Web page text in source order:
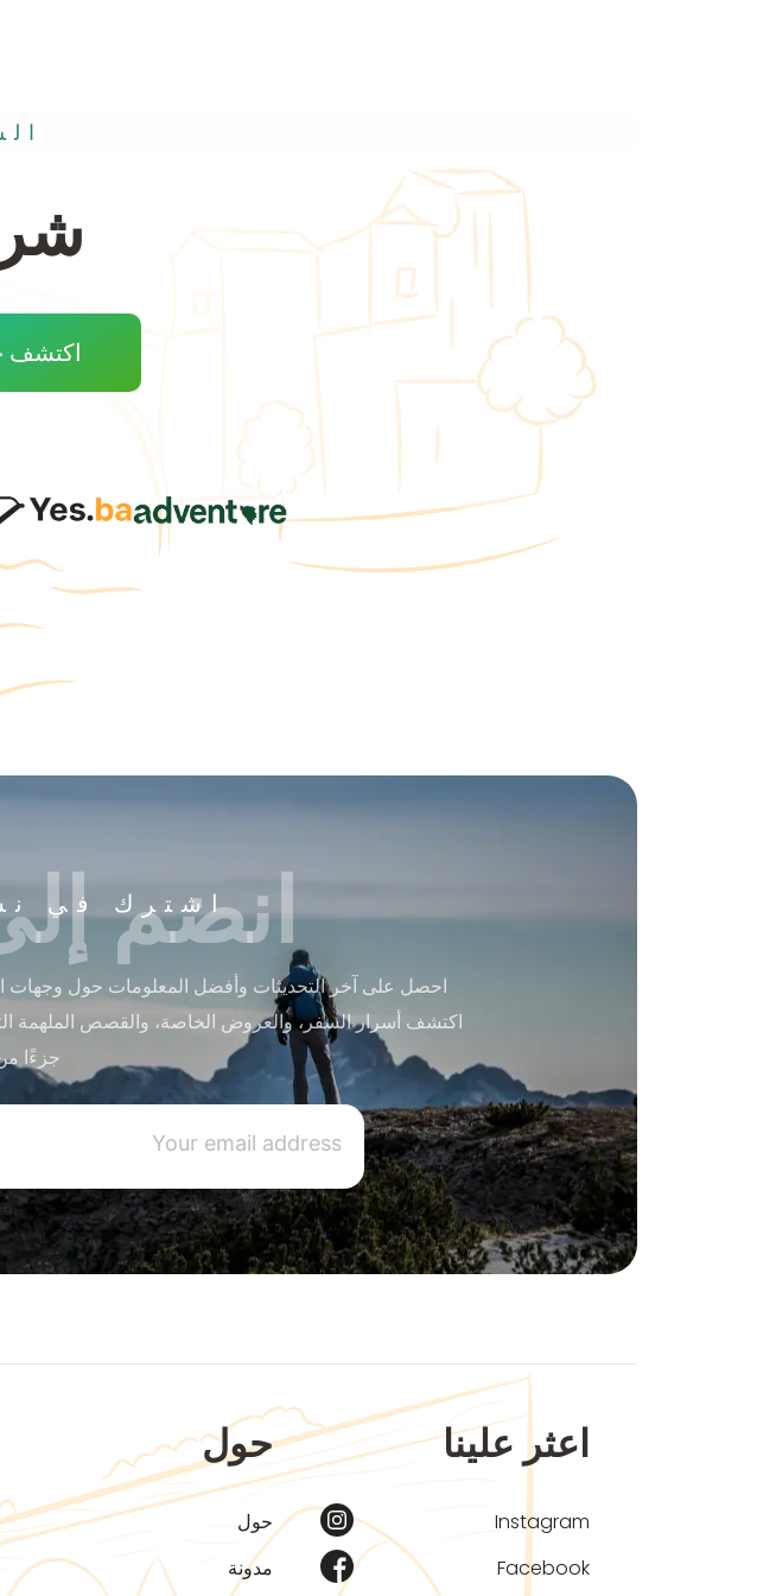
اكتشف
اشترك في
انضم
احصل على آخر التحديثات وأفضل المعلومات حول وجهات
اكتشف أسرار السفر، والعروض الخاصة، والقصص الملهمة
جزءًا
اعثر علينا
Instagram
Facebook
حول
حول
مدونة